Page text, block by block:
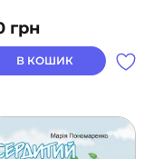
грн
В КОШИК